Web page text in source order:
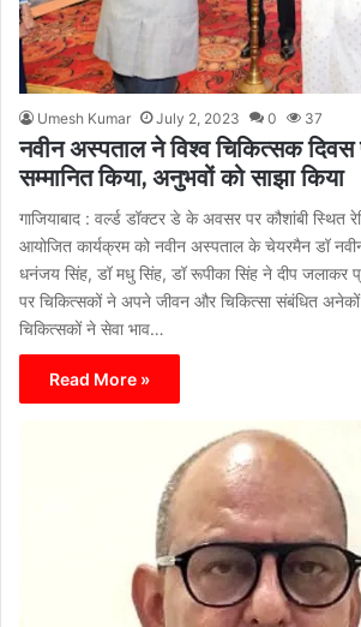
Umesh Kumar July 2, 2023 0 37
नवीन अस्पताल ने विश्व चिकित्सक
सम्मानित किया, अनुभवों को साझा किया
गाजियाबाद : वर्ल्ड डॉक्टर डे के अवसर पर कौशांबी स्थित
आयोजित कार्यक्रम को नवीन अस्पताल के चेयरमैन डॉ
धनंजय सिंह, डॉ मधु सिंह, डॉ रूपीका सिंह ने दीप जलाकर
पर चिकित्सकों ने अपने जीवन और चिकित्सा संबंधित अनेकों
चिकित्सकों ने सेवा भाव…
Read More »